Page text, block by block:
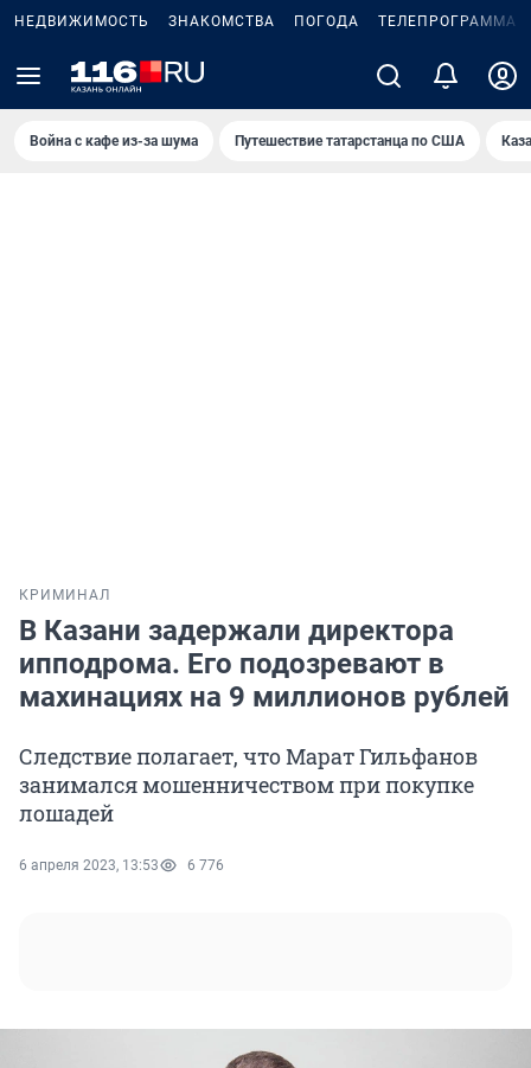
НЕДВИЖИМОСТЬ ЗНАКОМСТВА ПОГОДА ТЕЛЕПРОГРАММА
Война с кафе из-за шума Путешествие татарстанца по США
КРИМИНАЛ
В Казани задержали директора
ипподрома. Его подозревают в
махинациях на 9 миллионов рублей
Следствие полагает, что Марат Гильфанов
занимался мошенничеством при покупке
лошадей
6 апреля 2023, 13:53 6 776